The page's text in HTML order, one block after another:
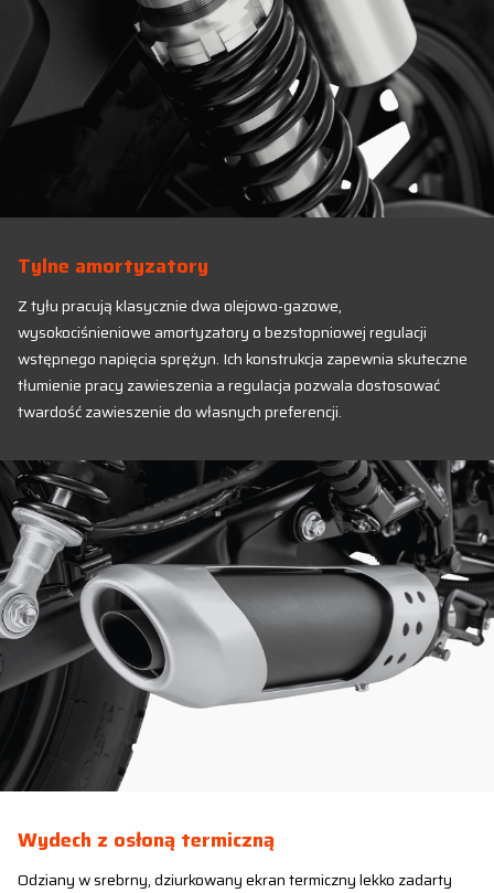
Tylne amortyzatory
Z tyłu pracują klasycznie dwa olejowo-gazowe,
wysokociśnieniowe amortyzatory o bezstopniowej regulacji
wstępnego napięcia sprężyn. Ich konstrukcja zapewnia skuteczne
tłumienie pracy zawieszenia a regulacja pozwala dostosować
twardość zawieszenie do własnych preferencji.
Wydech z osłoną termiczną
Odziany w srebrny, dziurkowany ekran termiczny lekko zadarty